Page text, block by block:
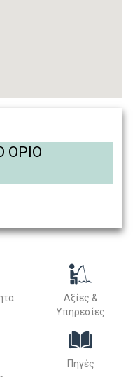
ΟΡΙΟ
Αξίες &
Υπηρεσίες
Πηγές